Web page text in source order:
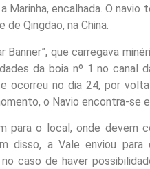
Marinha, encalhada. O
Qingdao, na China.
Banner”, que carregava
da boia nº 1 no canal
ocorreu no dia 24, por
o Navio encontra-se
para o local, onde
disso, a Vale enviou
caso de haver